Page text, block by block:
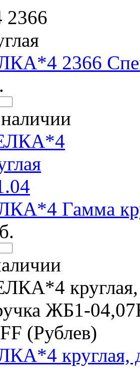
2366
Гамма
круглая,